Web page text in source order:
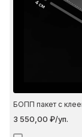
4 см
БОПП пакет с
3 550,00 ₽/уп.